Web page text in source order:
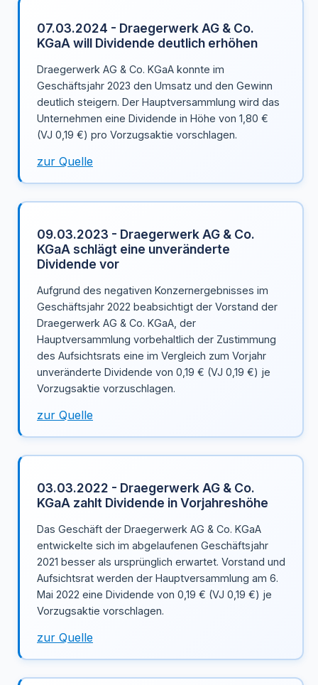
07.03.2024 - Draegerwerk AG & Co.
KGaA will Dividende deutlich erhöhen
Draegerwerk AG & Co. KGaA konnte im
Geschäftsjahr 2023 den Umsatz und den Gewinn
deutlich steigern. Der Hauptversammlung wird das
Unternehmen eine Dividende in Höhe von 1,80 €
(VJ 0,19 €) pro Vorzugsaktie vorschlagen.
zur Quelle
09.03.2023 - Draegerwerk AG & Co.
KGaA schlägt eine unveränderte
Dividende vor
Aufgrund des negativen Konzernergebnisses im
Geschäftsjahr 2022 beabsichtigt der Vorstand der
Draegerwerk AG & Co. KGaA, der
Hauptversammlung vorbehaltlich der Zustimmung
des Aufsichtsrats eine im Vergleich zum Vorjahr
unveränderte Dividende von 0,19 € (VJ 0,19 €) je
Vorzugsaktie vorzuschlagen.
zur Quelle
03.03.2022 - Draegerwerk AG & Co.
KGaA zahlt Dividende in Vorjahreshöhe
Das Geschäft der Draegerwerk AG & Co. KGaA
entwickelte sich im abgelaufenen Geschäftsjahr
2021 besser als ursprünglich erwartet. Vorstand und
Aufsichtsrat werden der Hauptversammlung am 6.
Mai 2022 eine Dividende von 0,19 € (VJ 0,19 €) je
Vorzugsaktie vorschlagen.
zur Quelle